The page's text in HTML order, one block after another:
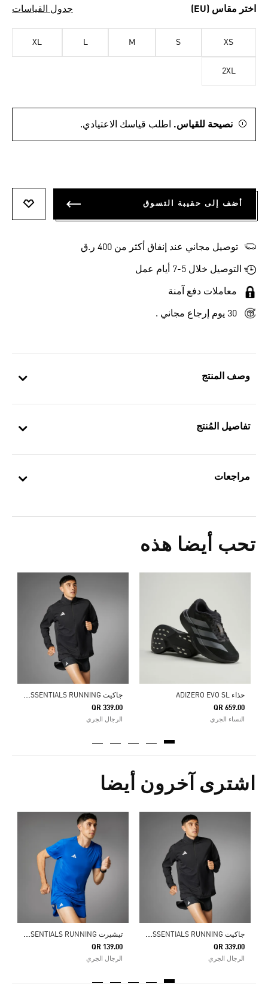
وصف المنتج
تفاصيل المُنتج
مراجعات
تحب أيضا هذه
حذاء ADIZERO EVO SL
QR 659.00
النساء الجري
ج
اكيت ADIZERO ESSENTIALS RUNNING
QR 339.00
الرجال الجري
اشترى آخرون أيضا
ج
اكيت ADIZERO ESSENTIALS RUNNING
QR 339.00
الرجال الجري
ت
يشيرت ADIZERO ESSENTIALS RUNNING
QR 139.00
الرجال الجري
اختر مقاس (EU) جدول القياسات
XS
S
M
L
XL
2XL
نصيحة للقياس. اطلب قياسك الاعتيادي.
أضف إلى حقيبة التسوق
توصيل مجاني عند إنفاق أكثر من 400 ر.ق
التوصيل خلال 5-7 أيام عمل
معاملات دفع آمنة